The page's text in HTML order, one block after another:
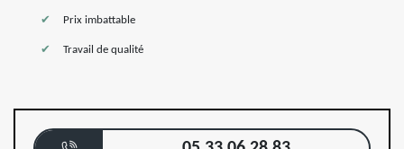
Prix imbattable
Travail de qualité